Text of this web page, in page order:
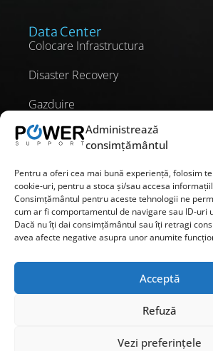
Administrează
consimțământul
Pentru a oferi cea mai bună experiență, folosim
cookie-uri, pentru a stoca și/sau accesa
Consimțământul pentru aceste tehnologii ne
cum ar fi comportamentul de navigare sau ID-uri
Dacă nu îți dai consimțământul sau îți retragi
avea afecte negative asupra unor anumite
Acceptă
Refuză
Vezi preferințele
Data Center
Colocare Infrastructura
Disaster Recovery
Gazduire
Gazduire Dedicata
Strada Herța 30, sector 2, Bucuresti.
office@powersupport.ro
J40/11096/2011
Contact
Politica de
Accesibilitate
2026 Ⓒ Toate Depturile Rezervate.